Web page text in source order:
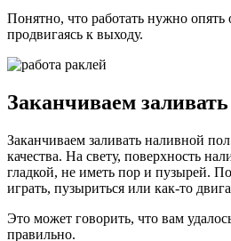
Понятно, что работать нужно опять
продвигаясь к выходу.
Заканчиваем
Заканчиваем заливать наливной
качества. На свету, поверхность
гладкой, не иметь пор и пузырей.
играть, пузыриться или как-то
Это может говорить, что вам
правильно.